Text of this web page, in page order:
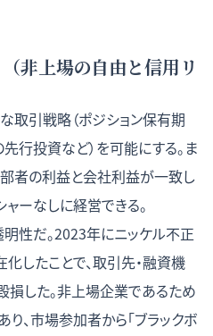
非上場の自由と信用リ
取引戦略（ポジション保有期
行投資など）を可能にする。ま
者の利益と会社利益が一致し
ーなしに経営できる。
性だ。2023年にニッケル不正
したことで、取引先・融資機
した。非上場企業であるため
、市場参加者から「ブラックボ